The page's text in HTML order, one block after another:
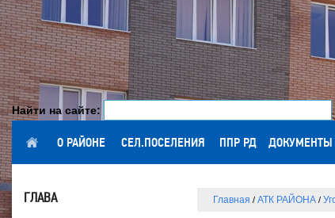
Найти на сайте:
ГЛАВНАЯ О РАЙОНЕ СЕЛ.ПОСЕЛЕНИЯ ППР РД ДОКУМЕНТЫ
Главная / АТК РАЙОНА /
ГЛАВА